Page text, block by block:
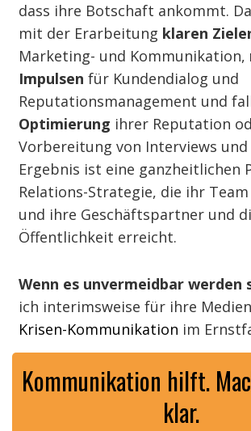
dass ihre Botschaft ankommt.
mit der Erarbeitung klaren
Marketing- und Kommunikation,
Impulsen für Kundendialog und
Reputationsmanagement und
Optimierung ihrer Reputation
Vorbereitung von Interviews und
Ergebnis ist eine ganzheitlichen
Relations-Strategie, die ihr
und ihre Geschäftspartner und
Öffentlichkeit erreicht.
Wenn es unvermeidbar werden
ich interimsweise für ihre
Krisen-Kommunikation im
Kommunikation hilft.
klar.